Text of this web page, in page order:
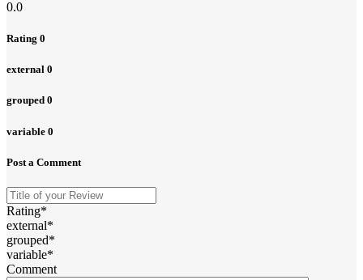
0.0
Rating 0
external 0
grouped 0
variable 0
Post a Comment
Rating*
external*
grouped*
variable*
Comment